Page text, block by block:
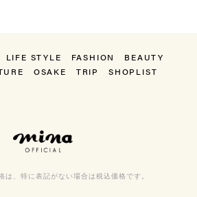
LIFE STYLE FASHION
BEAUTY
OSAKE TRIP SHOPLIST
は、特に表記がない場合は税込価格です。